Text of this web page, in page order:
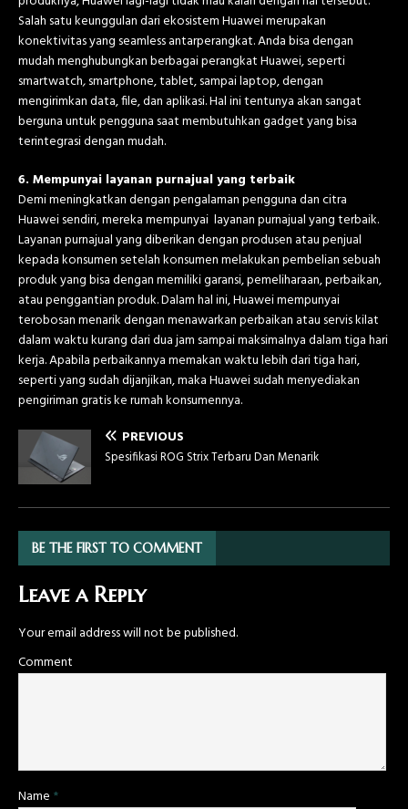
Salah satu keunggulan dari ekosistem Huawei merupakan
konektivitas yang seamless antarperangkat. Anda bisa dengan
mudah menghubungkan berbagai perangkat Huawei, seperti
smartwatch,smartphone, tablet, sampai laptop, dengan
mengirimkan data, file, dan aplikasi. Hal ini tentunya akan sangat
berguna untuk pengguna saat membutuhkan gadget yang bisa
terintegrasi dengan mudah.
6. Mempunyai layanan purnajual yang terbaik
Demi meningkatkan dengan pengalaman pengguna dan citra
Huawei sendiri, mereka mempunyai layanan purnajual yang terbaik.
Layanan purnajual yang diberikan dengan produsen atau penjual
kepada konsumen setelah konsumen melakukan pembelian sebuah
produk yang bisa dengan memiliki garansi, pemeliharaan, perbaikan,
atau penggantian produk. Dalam hal ini, Huawei mempunyai
terobosan menarik dengan menawarkan perbaikan atau servis kilat
dalam waktu kurang dari dua jam sampai maksimalnya dalam tiga hari
kerja. Apabila perbaikannya memakan waktu lebih dari tiga hari,
seperti yang sudah dijanjikan, maka Huawei sudah menyediakan
pengiriman gratis ke rumah konsumennya.
PREVIOUS
Spesifikasi ROG Strix Terbaru Dan Menarik
BE THE FIRST TO COMMENT
Leave a Reply
Your email address will not be published.
Comment
Name *